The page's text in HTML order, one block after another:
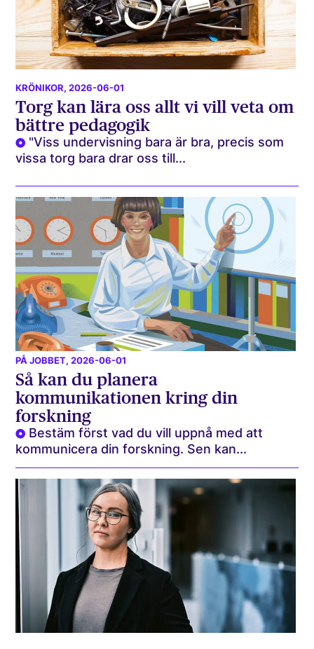
KRÖNIKOR, 2026-06-01
Torg kan lära oss allt vi vill veta om
bättre pedagogik
"Viss undervisning bara är bra, precis som
vissa torg bara drar oss till...
PÅ JOBBET, 2026-06-01
Så kan du planera
kommunikationen kring din
forskning
Bestäm först vad du vill uppnå med att
kommunicera din forskning. Sen kan...